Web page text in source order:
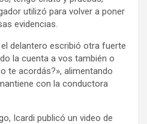
utilizó para volver a poner
evidencias.
delantero escribió otra fuerte
la cuenta a vos también o
te acordás?», alimentando
con la conductora
Icardi publicó un video de